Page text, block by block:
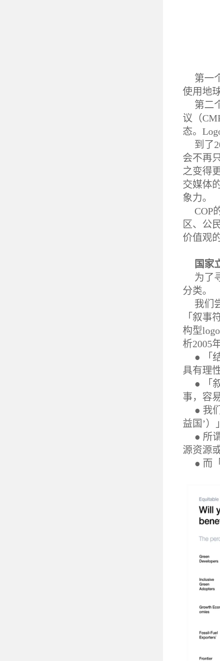
第一
使用地
第二
议（
态。
到了
会不再
之变得
交媒体
象力。
COP
区、公
价值观
国家
为了
分类。
我们
「叙事
构型
析2005
● 「
具有理
● 「
事，容
● 我
益国’）
● 所
源资源
● 而